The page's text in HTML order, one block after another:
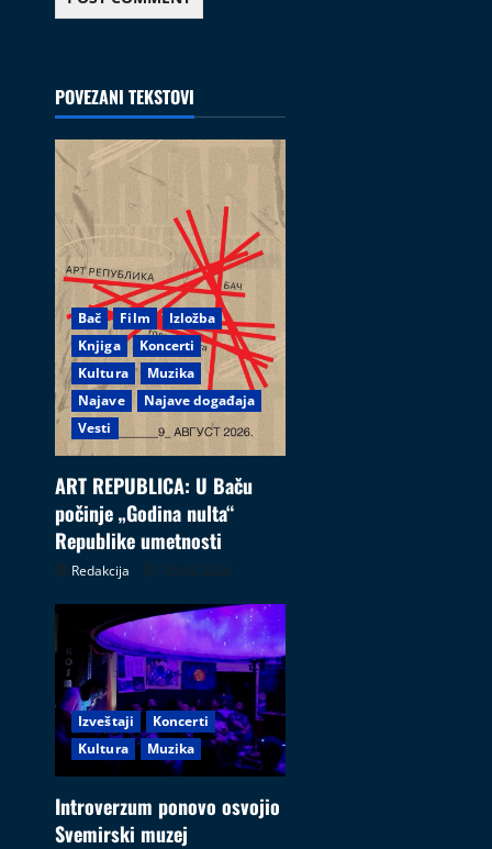
POVEZANI TEKSTOVI
Bač Film
Izložba
Knjiga
Koncerti
Kultura
Muzika
Najave
Najave događaja
Vesti
ART REPUBLICA: U Baču
počinje „Godina nulta“
Republike umetnosti
Redakcija 05.08.2026
Izveštaji
Koncerti
Kultura
Muzika
Introverzum ponovo osvojio
Svemirski muzej